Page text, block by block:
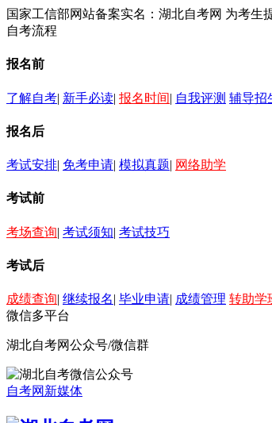
国家工信部网站备案实名：湖北自考网 为考生
自考流程
报名前
了解自考| 新手必读| 报名时间| 自我评测 辅导招
报名后
考试安排| 免考申请| 模拟真题| 网络助学
考试前
考场查询| 考试须知| 考试技巧
考试后
成绩查询| 继续报名| 毕业申请| 成绩管理 转助学
微信多平台
湖北自考网公众号/微信群
自考网新媒体